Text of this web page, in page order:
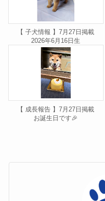
【 子犬情報 】7月27日掲載
2026年6月16日生
【 成長報告 】7月27日掲載
お誕生日です🎉